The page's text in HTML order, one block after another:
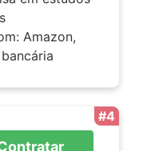
Amazon,
#4